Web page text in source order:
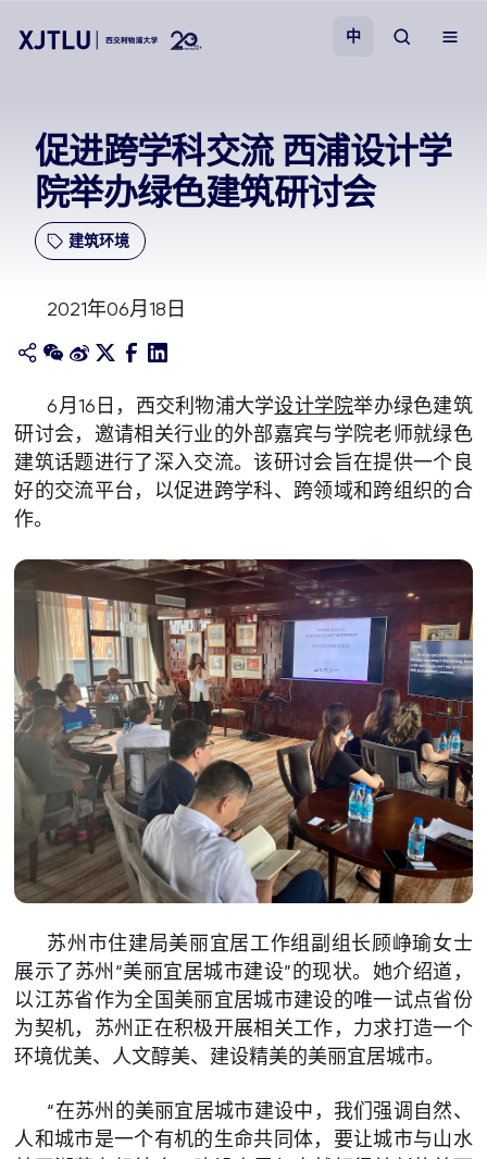
招生
科研
学院
关于我们
中
促进跨学科交流 西浦设计学
院举办绿色建筑研讨会
建筑环境
2021年06月18日
6月16日，西交利物浦大学设计学院举办绿色建筑
研讨会，邀请相关行业的外部嘉宾与学院老师就绿色
建筑话题进行了深入交流。该研讨会旨在提供一个良
好的交流平台，以促进跨学科、跨领域和跨组织的合
作。
苏州市住建局美丽宜居工作组副组长顾峥瑜女士
展示了苏州“美丽宜居城市建设”的现状。她介绍道，
以江苏省作为全国美丽宜居城市建设的唯一试点省份
为契机，苏州正在积极开展相关工作，力求打造一个
环境优美、人文醇美、建设精美的美丽宜居城市。
“在苏州的美丽宜居城市建设中，我们强调自然、
人和城市是一个有机的生命共同体，要让城市与山水